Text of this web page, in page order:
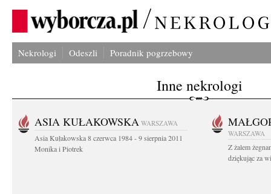
Nekrologi Odeszli Poradnik pogrzebowy
Inne nekrologi
ASIA KUŁAKOWSKA WARSZAWA
Asia Kułakowska 8 czerwca 1984 - 9 sierpnia 2011
Monika i Piotrek
WARSZAWA
Z żalem
dziękując za